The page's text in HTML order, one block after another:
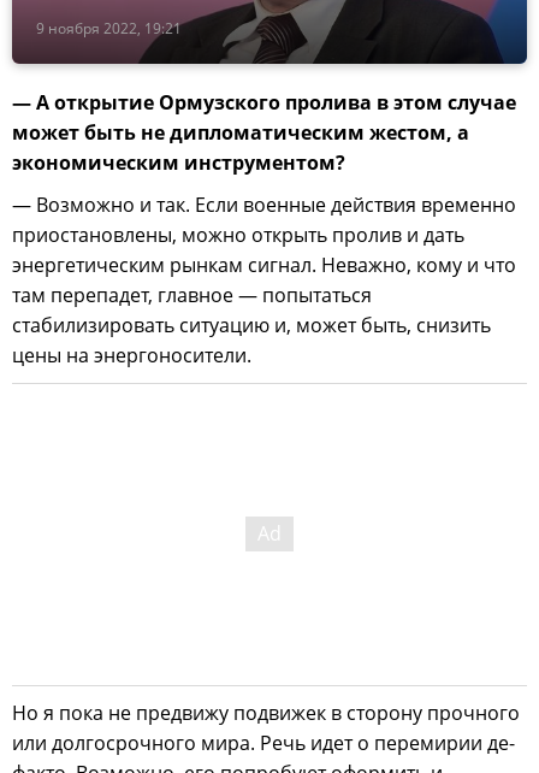
9 ноября 2022, 19:21
— А открытие Ормузского пролива в этом случае
может быть не дипломатическим жестом, а
экономическим инструментом?
— Возможно и так. Если военные действия временно
приостановлены, можно открыть пролив и дать
энергетическим рынкам сигнал. Неважно, кому и что
там перепадет, главное — попытаться
стабилизировать ситуацию и, может быть, снизить
цены на энергоносители.
Но я пока не предвижу подвижек в сторону прочного
или долгосрочного мира. Речь идет о перемирии де-